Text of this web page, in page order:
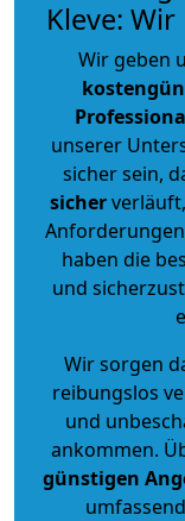
Kleve:
Wir geben
unserer
sicher sein,
sicher
haben die
und
Wir sorgen
reibungslos
und
ankommen.
günstigen